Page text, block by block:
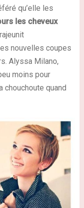
qu’elle les
les cheveux
nouvelles coupes
Alyssa Milano,
moins pour
chouchoute quand